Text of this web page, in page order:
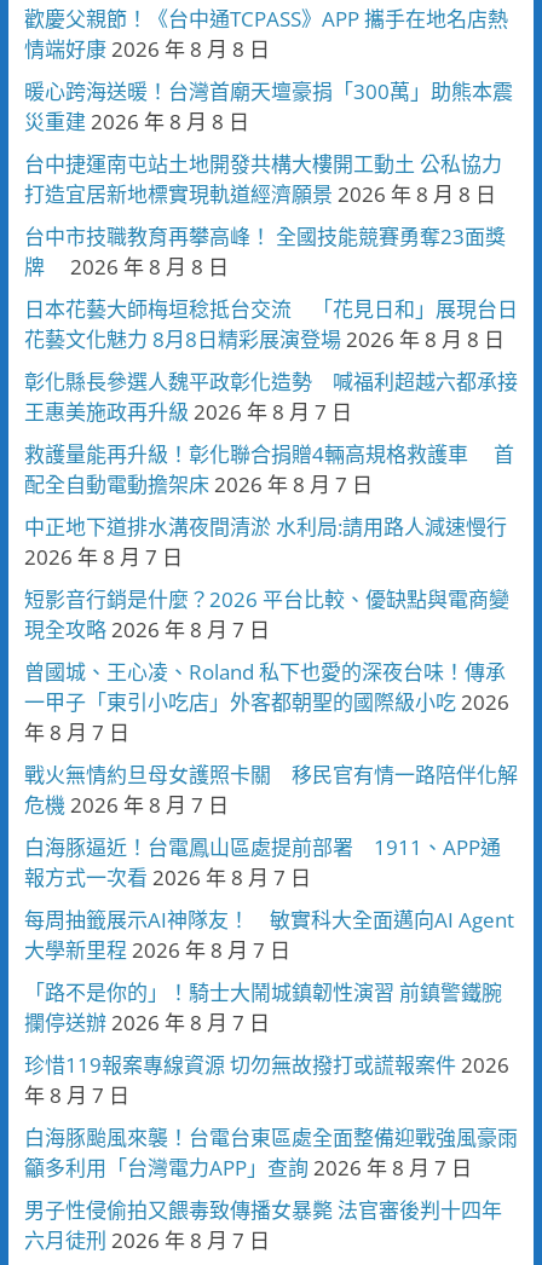
歡慶父親節！《台中通TCPASS》APP 攜手在地名店熱
情端好康2026 年 8 月 8 日
暖心跨海送暖！台灣首廟天壇豪捐「300萬」助熊本震
災重建 2026 年 8 月 8 日
台中捷運南屯站土地開發共構大樓開工動土 公私協力
打造宜居新地標實現軌道經濟願景 2026 年 8 月 8 日
台中市技職教育再攀高峰！ 全國技能競賽勇奪23面獎
牌
2026 年 8 月 8 日
日本花藝大師梅垣稔抵台交流 「花見日和」展現台日
花藝文化魅力 8月8日精彩展演登場2026 年 8 月 8 日
彰化縣長參選人魏平政彰化造勢 喊福利超越六都承接
王惠美施政再升級 2026 年 8 月 7 日
救護量能再升級！彰化聯合捐贈4輛高規格救護車 首
配全自動電動擔架床2026 年 8 月 7 日
中正地下道排水溝夜間清淤 水利局:請用路人減速慢行
2026 年 8 月 7 日
短影音行銷是什麼？2026 平台比較、優缺點與電商變
現全攻略2026 年 8 月 7 日
曾國城、王心凌、Roland 私下也愛的深夜台味！傳承
一甲子「東引小吃店」外客都朝聖的國際級小吃2026
年 8 月 7 日
戰火無情約旦母女護照卡關 移民官有情一路陪伴化解
危機2026 年 8 月 7 日
白海豚逼近！台電鳳山區處提前部署 1911、APP通
報方式一次看 2026 年 8 月 7 日
每周抽籤展示AI神隊友！ 敏實科大全面邁向AI Agent
大學新里程 2026 年 8 月 7 日
「路不是你的」！騎士大鬧城鎮韌性演習 前鎮警鐵腕
攔停送辦2026 年 8 月 7 日
珍惜119報案專線資源 切勿無故撥打或謊報案件2026
年 8 月 7 日
白海豚颱風來襲！台電台東區處全面整備迎戰強風豪雨
籲多利用「台灣電力APP」查詢 2026 年 8 月 7 日
男子性侵偷拍又餵毒致傳播女暴斃 法官審後判十四年
六月徒刑 2026 年 8 月 7 日